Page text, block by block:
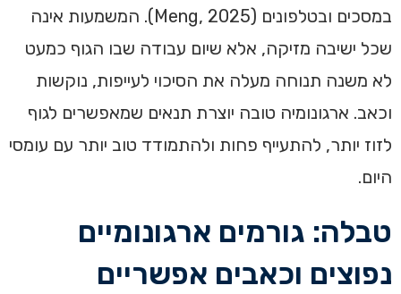
במסכים ובטלפונים (Meng, 2025). המשמעות אינה
שכל ישיבה מזיקה, אלא שיום עבודה שבו הגוף כמעט
לא משנה תנוחה מעלה את הסיכוי לעייפות, נוקשות
וכאב. ארגונומיה טובה יוצרת תנאים שמאפשרים לגוף
לזוז יותר, להתעייף פחות ולהתמודד טוב יותר עם עומסי
היום.
טבלה: גורמים ארגונומיים
נפוצים וכאבים אפשריים